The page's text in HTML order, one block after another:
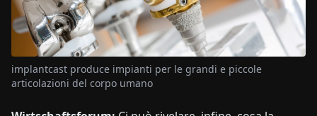
implantcast produce impianti per le grandi e piccole
articolazioni del corpo umano